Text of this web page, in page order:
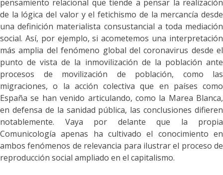
pensamiento relacional que tiende a pensar la realización
de la lógica del valor y el fetichismo de la mercancía desde
una definición materialista consustancial a toda mediación
social. Así, por ejemplo, si acometemos una interpretación
más amplia del fenómeno global del coronavirus desde el
punto de vista de la inmovilización de la población ante
procesos de movilización de población, como las
migraciones, o la acción colectiva que en países como
España se han venido articulando, como la Marea Blanca,
en defensa de la sanidad pública, las conclusiones difieren
notablemente. Vaya por delante que la propia
Comunicología apenas ha cultivado el conocimiento en
ambos fenómenos de relevancia para ilustrar el proceso de
reproducción social ampliado en el capitalismo.